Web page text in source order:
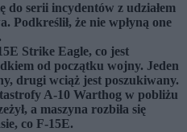
do serii incydentów z udziałem
Podkreślił, że nie wpłyną one
Strike Eagle, co jest
od początku wojny. Jeden
drugi wciąż jest poszukiwany.
A-10 Warthog w pobliżu
a maszyna rozbiła się
co F-15E.